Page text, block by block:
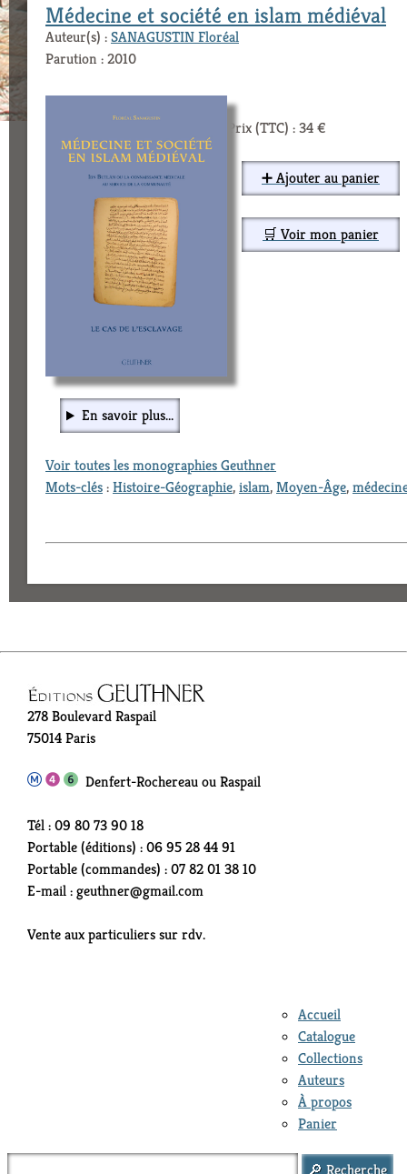
Médecine et société en islam médiéval
Auteur(s) :SANAGUSTIN Floréal
Parution : 2010
Prix (TTC) : 34 €
➕ Ajouter au panier
🛒 Voir mon panier
En savoir plus...
Voir toutes les monographies Geuthner
Mots-clés:Histoire-Géographie,islam,Moyen-Âge,
278 Boulevard Raspail
75014 Paris
Denfert-Rochereau ou Raspail
Tél : 09 80 73 90 18
Portable (éditions) : 06 95 28 44 91
Portable (commandes) : 07 82 01 38 10
E-mail : geuthner@gmail.com
Vente aux particuliers sur rdv.
Accueil
Catalogue
Collections
Auteurs
À propos
Panier